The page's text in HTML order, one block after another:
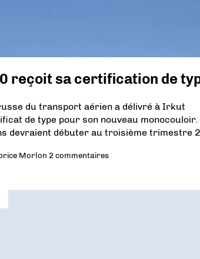
reçoit sa certification de
du transport aérien a délivré à Irkut
de type pour son nouveau monocouloir.
devraient débuter au troisième trimestre
Morlon 2 commentaires